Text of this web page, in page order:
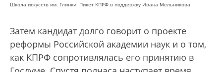
Школа искусств им. Глинки. Пикет КПРФ в поддержку Ивана Мельникова
Затем кандидат долго говорит о проекте
реформы Российской академии наук и о том,
как КПРФ сопротивлялась его принятию в